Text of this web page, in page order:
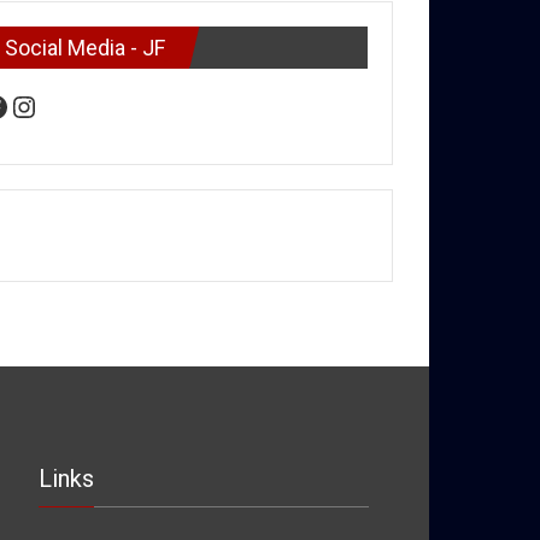
Social Media - JF
Instagram
Links